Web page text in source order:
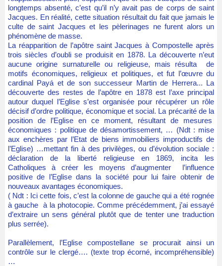
longtemps absenté, c’est qu’il n’y avait pas de corps de saint
Jacques. En réalité, cette situation résultait du fait que jamais le
culte de saint Jacques et les pèlerinages ne furent alors un
phénomène de masse.
La réapparition de l’apôtre saint Jacques à Compostelle après
trois siècles d’oubli se produisit en 1878. La découverte n’eut
aucune origine surnaturelle ou religieuse, mais résulta de
motifs économiques, religieux et politiques, et fut l’œuvre du
cardinal Payá et de son successeur Martin de Herrera... La
découverte des restes de l’apôtre en 1878 est l’axe principal
autour duquel l’Eglise s’est organisée pour récupérer un rôle
décisif d’ordre politique, économique et social. La précarité de la
position de l’Eglise en ce moment, résultant de mesures
économiques : politique de désamortissement, … (Ndt : mise
aux enchères par l’Etat de biens immobiliers improductifs de
l’Eglise) …mettant fin à des privilèges, ou d’évolution sociale :
déclaration de la liberté religieuse en 1869, incita les
Catholiques à créer les moyens d’augmenter l’influence
positive de l’Eglise dans la société pour lui faire obtenir de
nouveaux avantages économiques.
( Ndt : Ici cette fois, c’est la colonne de gauche qui a été rognée
à gauche à la photocopie. Comme précédemment, j’ai essayé
d’extraire un sens général plutôt que de tenter une traduction
plus serrée).
Parallèlement, l’Eglise compostellane se procurait ainsi un
contrôle sur le clergé…. (texte trop écorné, incompréhensible)
…